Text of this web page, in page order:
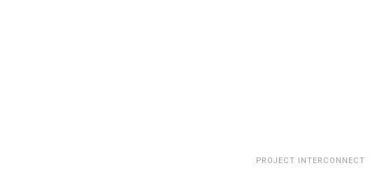
PROJECT INTERCONNECT